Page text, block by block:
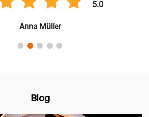
5.0
Anna Müller
Blog